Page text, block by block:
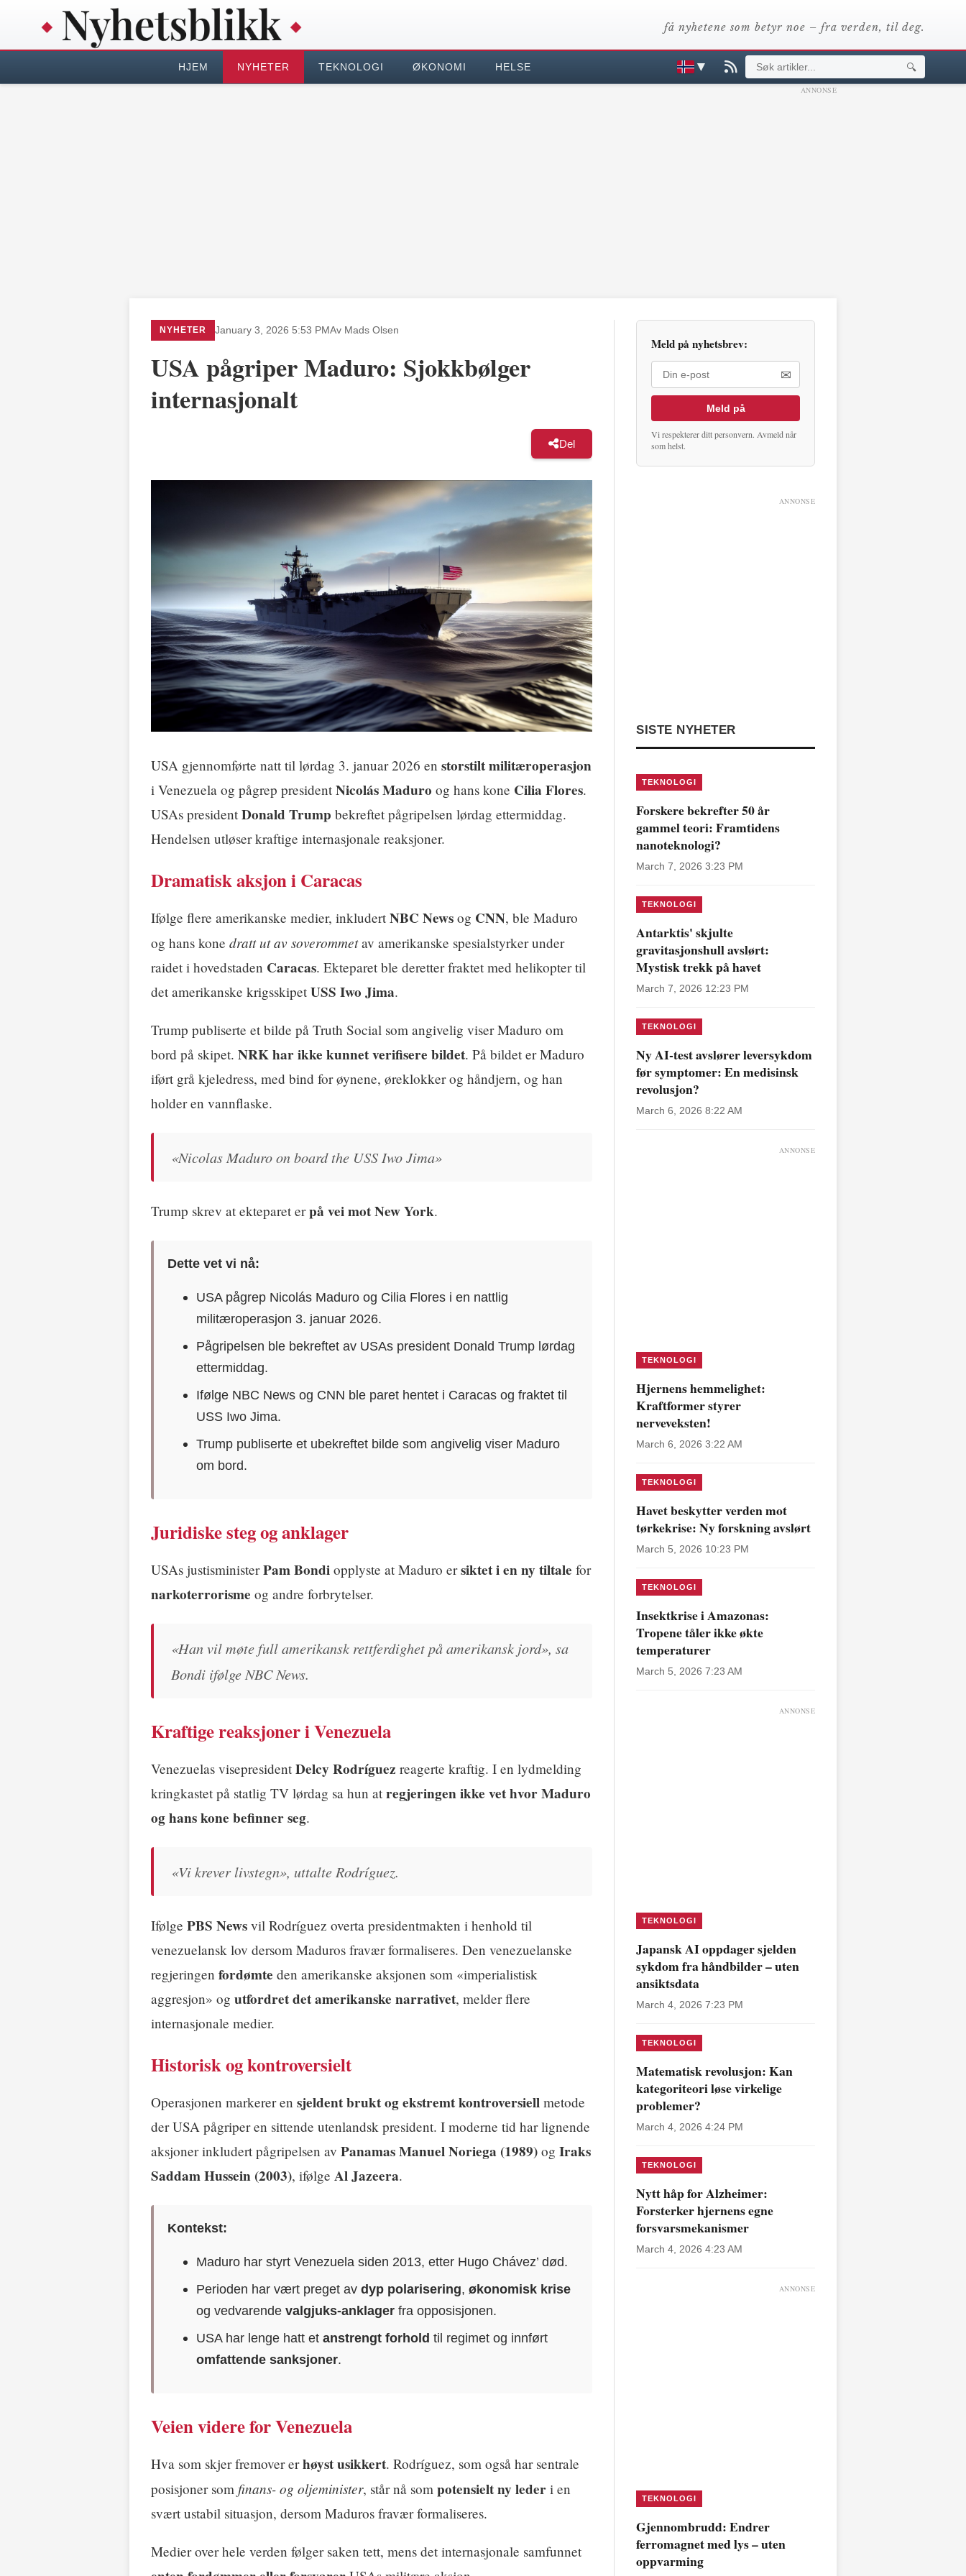
få nyhetene som betyr noe – fra verden, til deg.
HJEM NYHETER TEKNOLOGI ØKONOMI HELSE ▼ 🔍
ANNONSE
NYHETER January 3, 2026 5:53 PMAv Mads Olsen
USA pågriper Maduro: Sjokkbølger
internasjonalt
Del
USA gjennomførte natt til lørdag 3. januar 2026 en storstilt militæroperasjon
i Venezuela og pågrep president Nicolás Maduro og hans kone Cilia Flores.
USAs president Donald Trump bekreftet pågripelsen lørdag ettermiddag.
Hendelsen utløser kraftige internasjonale reaksjoner.
Dramatisk aksjon i Caracas
Ifølge flere amerikanske medier, inkludert NBC News og CNN, ble Maduro
og hans kone dratt ut av soverommetav amerikanske spesialstyrker under
raidet i hovedstaden Caracas. Ekteparet ble deretter fraktet med helikopter til
det amerikanske krigsskipet USS Iwo Jima.
Trump publiserte et bilde på Truth Social som angivelig viser Maduro om
bord på skipet. NRK har ikke kunnet verifisere bildet. På bildet er Maduro
iført grå kjeledress, med bind for øynene, øreklokker og håndjern, og han
holder en vannflaske.
«Nicolas Maduro on board the USS Iwo Jima»
Trump skrev at ekteparet erpå vei mot New York.
Dette vet vi nå:
USA pågrep Nicolás Maduro og Cilia Flores i en nattlig
militæroperasjon 3. januar 2026.
Pågripelsen ble bekreftet av USAs president Donald Trump lørdag
ettermiddag.
Ifølge NBC News og CNN ble paret hentet i Caracas og fraktet til
USS Iwo Jima.
Trump publiserte et ubekreftet bilde som angivelig viser Maduro
om bord.
Juridiske steg og anklager
USAs justisministerPam Bondi opplyste at Maduro ersiktet i en ny tiltale for
narkoterrorisme og andre forbrytelser.
«Han vil møte full amerikansk rettferdighet på amerikansk jord», sa
Bondi ifølge NBC News.
Kraftige reaksjoner i Venezuela
Venezuelas visepresident Delcy Rodríguez reagerte kraftig. I en lydmelding
kringkastet på statlig TV lørdag sa hun at regjeringen ikke vet hvor Maduro
og hans kone befinner seg.
«Vi krever livstegn», uttalte Rodríguez.
Ifølge PBS News vil Rodríguez overta presidentmakten i henhold til
venezuelansk lov dersom Maduros fravær formaliseres. Den venezuelanske
regjeringen fordømte den amerikanske aksjonen som «imperialistisk
aggresjon» og utfordret det amerikanske narrativet, melder flere
internasjonale medier.
Historisk og kontroversielt
Operasjonen markerer en sjeldent brukt og ekstremt kontroversiell metode
der USA pågriper en sittende utenlandsk president. I moderne tid har lignende
aksjoner inkludert pågripelsen av Panamas Manuel Noriega (1989) og Iraks
Saddam Hussein (2003), ifølge Al Jazeera.
Kontekst:
Maduro har styrt Venezuela siden 2013, etter Hugo Chávez’ død.
Perioden har vært preget avdyp polarisering,økonomisk krise
og vedvarendevalgjuks-anklager fra opposisjonen.
USA har lenge hatt etanstrengt forhold til regimet og innført
omfattende sanksjoner.
Veien videre for Venezuela
Hva som skjer fremover erhøyst usikkert. Rodríguez, som også har sentrale
posisjoner som finans- og oljeminister, står nå som potensielt ny leder i en
svært ustabil situasjon, dersom Maduros fravær formaliseres.
Medier over hele verden følger saken tett, mens det internasjonale samfunnet
Meld på nyhetsbrev:
✉
Meld på
Vi respekterer ditt personvern. Avmeld når
som helst.
ANNONSE
SISTE NYHETER
TEKNOLOGI
Forskere bekrefter 50 år
gammel teori: Framtidens
nanoteknologi?
March 7, 2026 3:23 PM
TEKNOLOGI
Antarktis' skjulte
gravitasjonshull avslørt:
Mystisk trekk på havet
March 7, 2026 12:23 PM
TEKNOLOGI
Ny AI-test avslører leversykdom
før symptomer: En medisinsk
revolusjon?
March 6, 2026 8:22 AM
ANNONSE
TEKNOLOGI
Hjernens hemmelighet:
Kraftformer styrer
nerveveksten!
March 6, 2026 3:22 AM
TEKNOLOGI
Havet beskytter verden mot
tørkekrise: Ny forskning avslørt
March 5, 2026 10:23 PM
TEKNOLOGI
Insektkrise i Amazonas:
Tropene tåler ikke økte
temperaturer
March 5, 2026 7:23 AM
ANNONSE
TEKNOLOGI
Japansk AI oppdager sjelden
sykdom fra håndbilder – uten
ansiktsdata
March 4, 2026 7:23 PM
TEKNOLOGI
Matematisk revolusjon: Kan
kategoriteori løse virkelige
problemer?
March 4, 2026 4:24 PM
TEKNOLOGI
Nytt håp for Alzheimer:
Forsterker hjernens egne
forsvarsmekanismer
March 4, 2026 4:23 AM
ANNONSE
TEKNOLOGI
Gjennombrudd: Endrer
ferromagnet med lys – uten
oppvarming